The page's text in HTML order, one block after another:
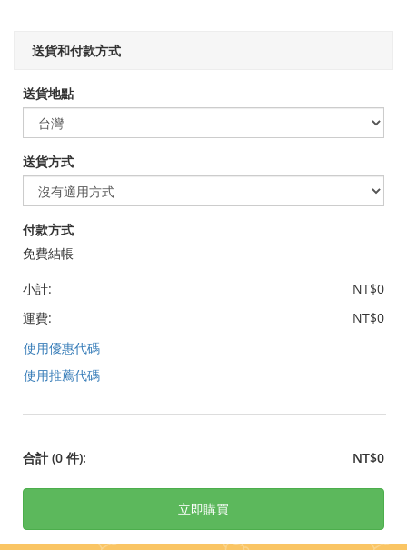
送貨和付款方式
送貨地點
送貨方式
付款方式
免費結帳
小計:
NT$0
運費:
NT$0
使用優惠代碼
使用推薦代碼
合計 (0 件): NT$0
立即購買